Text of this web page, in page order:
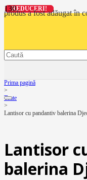
produsa fost adăugat în
Prima pagină
>
Toate
>
Lantisor cu pandantiv balerina
Lantisor
balerina
REDUCERI!
REDUCERI!
REDUCERI!
REDUCERI!